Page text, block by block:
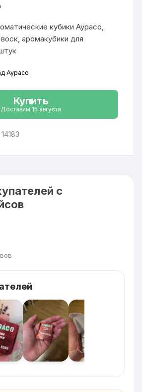
Текущая
кубики Аурасо,
аромакубики для
Аурасо
Купить
Доставим 15 августа
с